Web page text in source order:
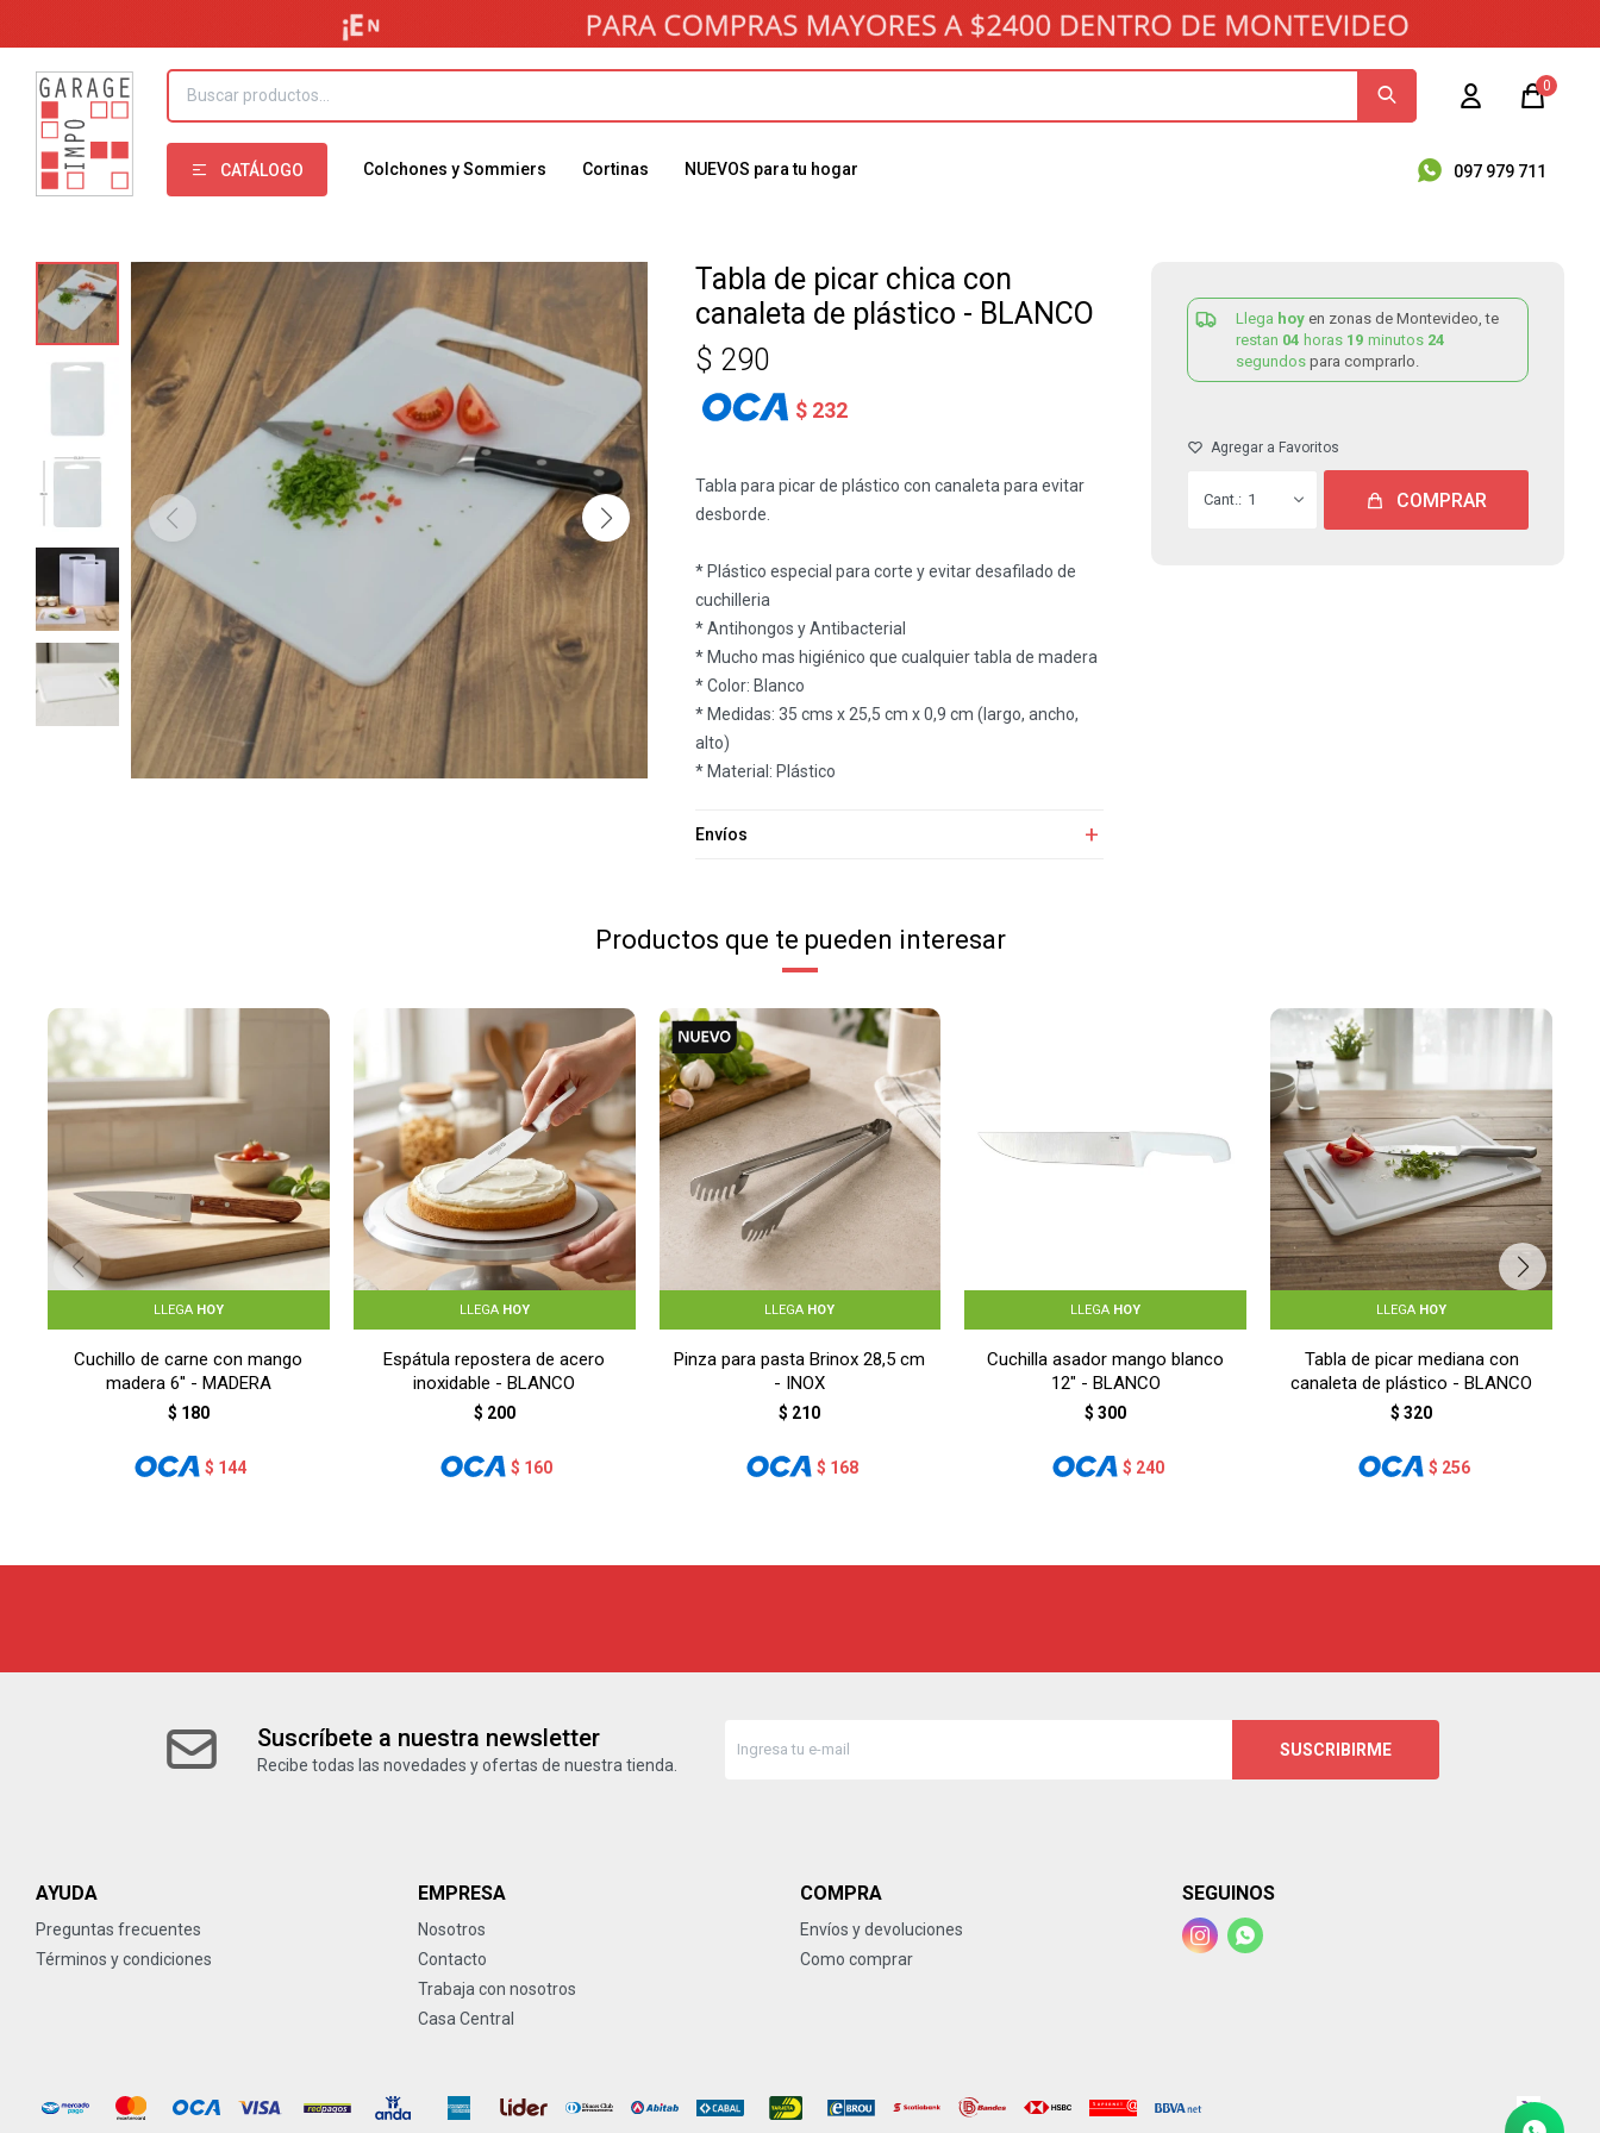
CATÁLOGO Colchones y Sommiers Cortinas NUEVOS para tu hogar 097 979 711
0
Tabla de picar chica con
canaleta de plástico - BLANCO
$ 290
$ 232
Tabla para picar de plástico con canaleta para evitar
desborde.
* Plástico especial para corte y evitar desafilado de
cuchilleria
* Antihongos y Antibacterial
* Mucho mas higiénico que cualquier tabla de madera
* Color: Blanco
* Medidas: 35 cms x 25,5 cm x 0,9 cm (largo, ancho,
alto)
* Material: Plástico
Envíos
Llega hoy en zonas de Montevideo, te
restan 04 horas 19 minutos 24
segundos para comprarlo.
1 COMPRAR
Productos que te pueden interesar
LLEGA HOY
Cuchillo de carne con mango
madera 6'' - MADERA
$ 180
$ 144
LLEGA HOY
Espátula repostera de acero
inoxidable - BLANCO
$ 200
$ 160
LLEGA HOY
Pinza para pasta Brinox 28,5 cm
- INOX
$ 210
$ 168
LLEGA HOY
Cuchilla asador mango blanco
12" - BLANCO
$ 300
$ 240
LLEGA HOY
Tabla de picar mediana con
canaleta de plástico - BLANCO
$ 320
$ 256
Suscríbete a nuestra newsletter
Recibe todas las novedades y ofertas de nuestra tienda.
SUSCRIBIRME
AYUDA
Preguntas frecuentes
Términos y condiciones
EMPRESA
Nosotros
Contacto
Trabaja con nosotros
Casa Central
COMPRA
Envíos y devoluciones
Como comprar
SEGUINOS
 